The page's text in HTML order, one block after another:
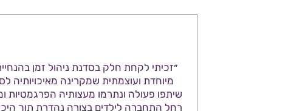
״זכיתי לקחת חלק בסדנת ניהול זמן
מיוחדת ועוצמתית שמקרינה מאיכויותיה
שיתפו פעולה ונתרמו מעצותיה הפרגמטיות
רחל התחברה לילדים בצורה נהדרת תוך